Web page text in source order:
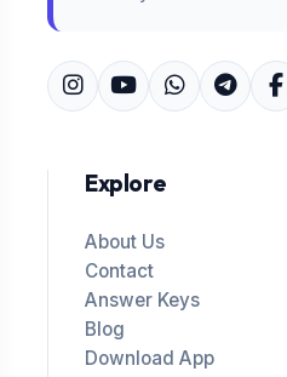
Explore
About Us
Contact
Answer Keys
Blog
Download App